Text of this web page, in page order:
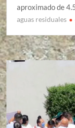
aproximado de
aguas residuales